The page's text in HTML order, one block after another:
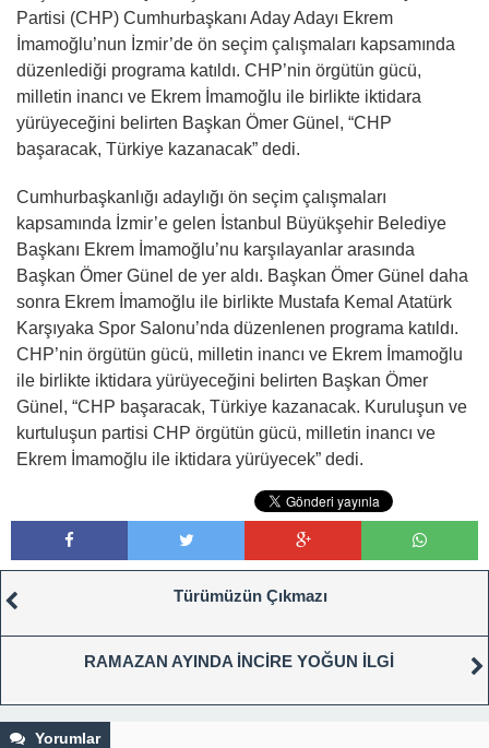
Partisi (CHP) Cumhurbaşkanı Aday Adayı Ekrem
İmamoğlu’nun İzmir’de ön seçim çalışmaları kapsamında
düzenlediği programa katıldı. CHP’nin örgütün gücü,
milletin inancı ve Ekrem İmamoğlu ile birlikte iktidara
yürüyeceğini belirten Başkan Ömer Günel, “CHP
başaracak, Türkiye kazanacak” dedi.
Cumhurbaşkanlığı adaylığı ön seçim çalışmaları
kapsamında İzmir’e gelen İstanbul Büyükşehir Belediye
Başkanı Ekrem İmamoğlu’nu karşılayanlar arasında
Başkan Ömer Günel de yer aldı. Başkan Ömer Günel daha
sonra Ekrem İmamoğlu ile birlikte Mustafa Kemal Atatürk
Karşıyaka Spor Salonu’nda düzenlenen programa katıldı.
CHP’nin örgütün gücü, milletin inancı ve Ekrem İmamoğlu
ile birlikte iktidara yürüyeceğini belirten Başkan Ömer
Günel, “CHP başaracak, Türkiye kazanacak. Kuruluşun ve
kurtuluşun partisi CHP örgütün gücü, milletin inancı ve
Ekrem İmamoğlu ile iktidara yürüyecek” dedi.
Türümüzün Çıkmazı
RAMAZAN AYINDA İNCİRE YOĞUN İLGİ
Yorumlar